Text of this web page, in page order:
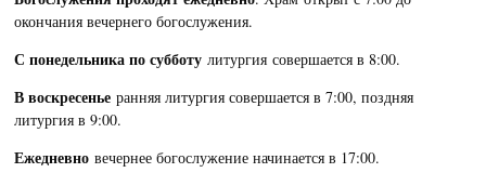
окончания вечернего богослужения.
С понедельника по субботулитургия совершается в 8:00.
В воскресеньеранняя литургия совершается в 7:00, поздняя
литургия в 9:00.
Ежедневновечернее богослужение начинается в 17:00.